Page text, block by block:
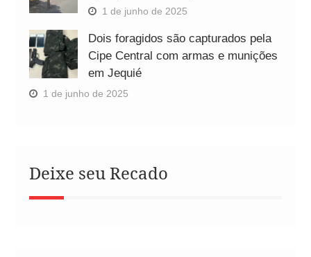
1 de junho de 2025
Dois foragidos são capturados pela
Cipe Central com armas e munições
em Jequié
1 de junho de 2025
Deixe seu Recado